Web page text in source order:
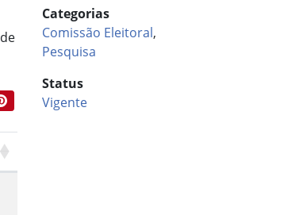
Pinterest
Categorias
Comissão Eleitoral,
Pesquisa
Status
Vigente